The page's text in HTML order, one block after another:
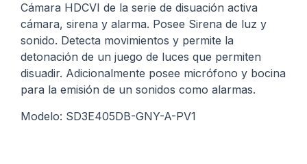
Cámara HDCVI de la serie de disuación activa
cámara, sirena y alarma. Posee Sirena de luz y
sonido. Detecta movimientos y permite la
detonación de un juego de luces que permiten
disuadir. Adicionalmente posee micrófono y bocina
para la emisión de un sonidos como alarmas.
Modelo: SD3E405DB-GNY-A-PV1